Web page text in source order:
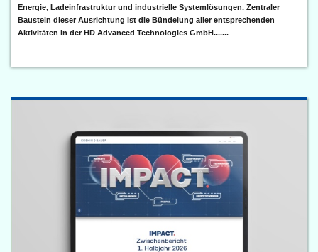
Energie, Ladeinfrastruktur und industrielle Systemlösungen. Zentraler
Baustein dieser Ausrichtung ist die Bündelung aller entsprechenden
Aktivitäten in der HD Advanced Technologies GmbH.......